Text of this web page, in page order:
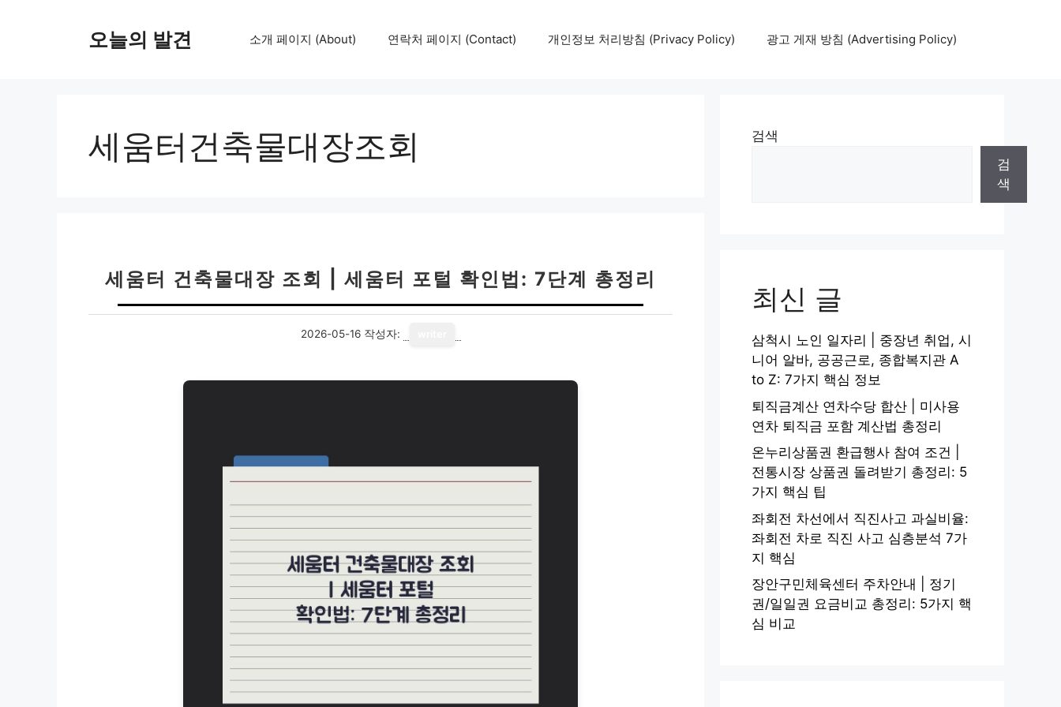
오늘의 발견 소개 페이지 (About) 연락처 페이지 (Contact) 개인정보 처리방침 (Privacy Policy) 광고 게재 방침 (Advertising Policy)
세움터건축물대장조회
세움터 건축물대장 조회 | 세움터 포털 확인법: 7단계 총정리
2026-05-16 작성자:
검색
검
색
최신 글
삼척시 노인 일자리 | 중장년 취업, 시
니어 알바, 공공근로, 종합복지관 A
to Z: 7가지 핵심 정보
퇴직금계산 연차수당 합산 | 미사용
연차 퇴직금 포함 계산법 총정리
온누리상품권 환급행사 참여 조건 |
전통시장 상품권 돌려받기 총정리: 5
가지 핵심 팁
좌회전 차선에서 직진사고 과실비율:
좌회전 차로 직진 사고 심층분석 7가
지 핵심
장안구민체육센터 주차안내 | 정기
권/일일권 요금비교 총정리: 5가지 핵
심 비교